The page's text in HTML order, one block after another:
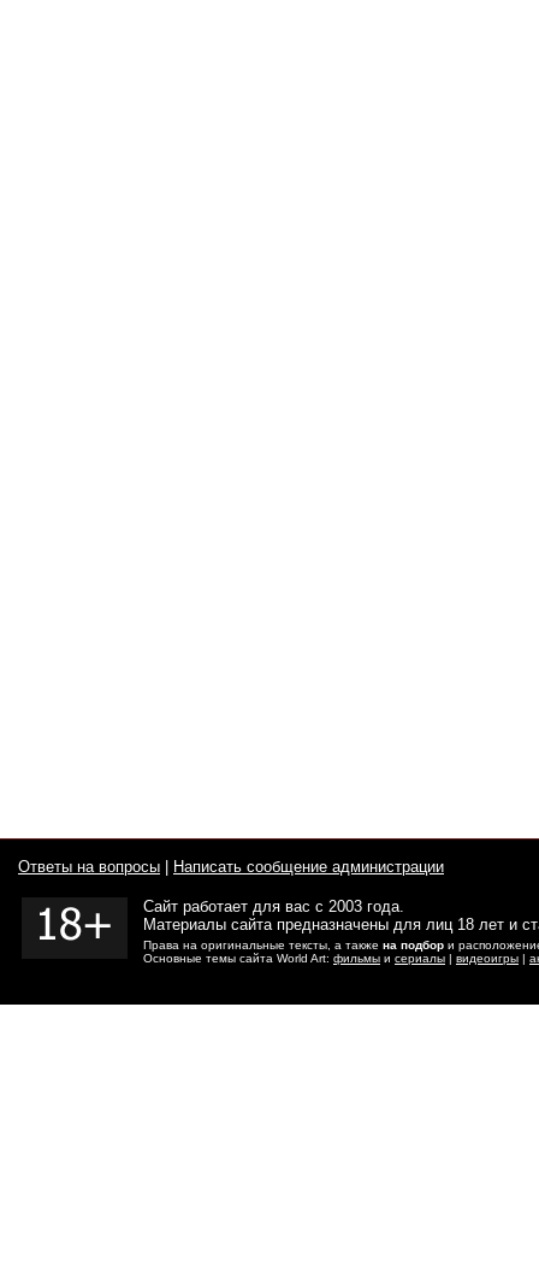
Ответы на вопросы Написать сообщение администрации
Сайт работает для вас с 2003 года.
Материалы сайта предназначены для лиц 18 лет и
Права на оригинальные тексты, а также на подбор и
Основные темы сайта World Art: фильмы и сериалы | видеоигры |